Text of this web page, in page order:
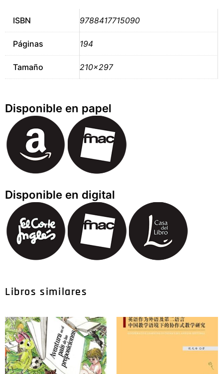
ISBN 9788417715090
Páginas 194
Tamaño 210×297
Disponible en papel
Disponible en digital
Libros similares